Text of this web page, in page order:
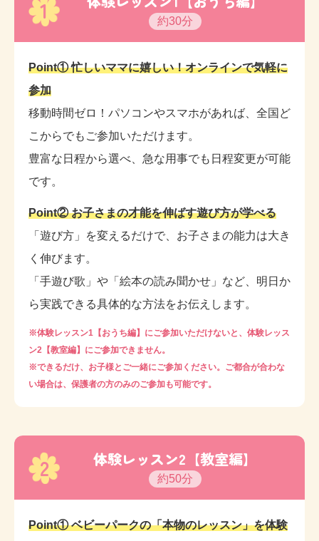
1 約30分
Point① 忙しいママに嬉しい！オンラインで気軽に
参加
移動時間ゼロ！パソコンやスマホがあれば、全国ど
こからでもご参加いただけます。
豊富な日程から選べ、急な用事でも日程変更が可能
です。
Point② お子さまの才能を伸ばす遊び方が学べる
「遊び方」を変えるだけで、お子さまの能力は大き
く伸びます。
「手遊び歌」や「絵本の読み聞かせ」など、明日か
ら実践できる具体的な方法をお伝えします。
※体験レッスン1【おうち編】にご参加いただけないと、体験レッス
ン2【教室編】にご参加できません。
※できるだけ、お子様とご一緒にご参加ください。ご都合が合わな
い場合は、保護者の方のみのご参加も可能です。
2 体験レッスン2【教室編】
約50分
Point① ベビーパークの「本物のレッスン」を体験